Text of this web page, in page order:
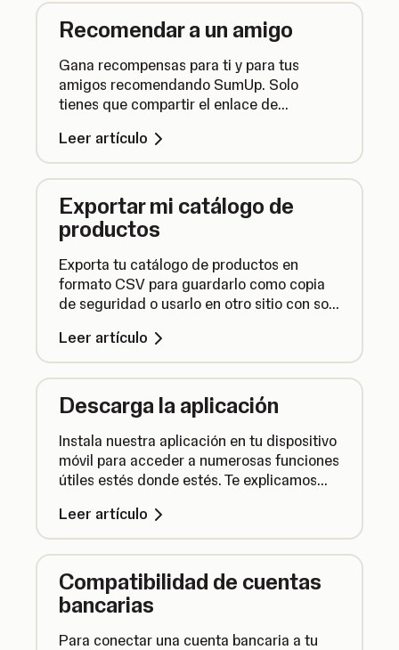
Recomendar a un amigo
Gana recompensas para ti y para tus
amigos recomendando SumUp. Solo
tienes que compartir el enlace de
compra, los dos recibiréis una bonificación
por recomendación.
Leer artículo
Exportar mi catálogo de
productos
Exporta tu catálogo de productos en
formato CSV para guardarlo como copia
de seguridad o usarlo en otro sitio con solo
hacerlo.
Leer artículo
Descarga la aplicación
Instala nuestra aplicación en tu dispositivo
móvil para acceder a numerosas funciones
útiles estés donde estés. Te explicamos
App.
Leer artículo
Compatibilidad de cuentas
bancarias
Para conectar una cuenta bancaria a tu